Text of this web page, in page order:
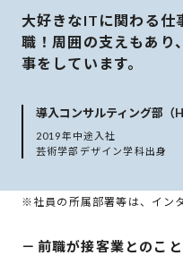
WOW WORLD GROUP
新規お取引に関する留意事項｜ サ
Copyright © WOW
大好きなITに関わる仕
職！周囲の支えもあり、
事をしています。
導入コンサルティング部（
2019年中途入社
芸術学部デザイン学科出身
※社員の所属部署等は、イン
－ 前職が接客業とのこ